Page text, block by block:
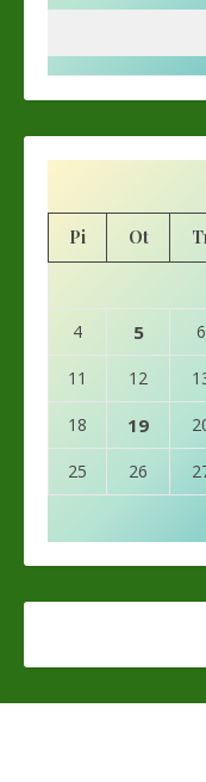
Pi Ot
4 5 6
11 12
18 19
25 26